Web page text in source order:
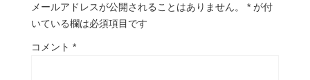
メールアドレスが公開されることはありません。 * が付
いている欄は必須項目です
コメント *